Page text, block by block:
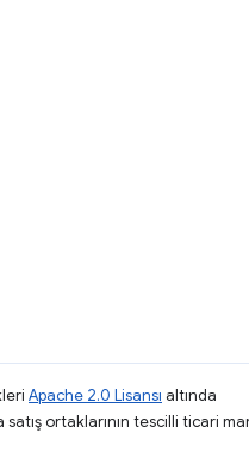
Apache 2.0 Lisansı altında
ortaklarının tescilli ticari